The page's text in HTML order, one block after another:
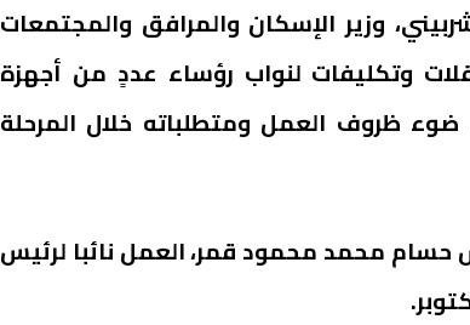
وزير الإسكان والمرافق والمجتمعات
وتكليفات لنواب رؤساء عددٍ من أجهزة
ظروف العمل ومتطلباته خلال المرحلة
حسام محمد محمود قمر، العمل نائبا لرئيس